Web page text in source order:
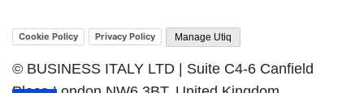
Cookie Policy Privacy Policy Manage Utiq
© BUSINESS ITALY LTD | Suite C4-6 Canfield